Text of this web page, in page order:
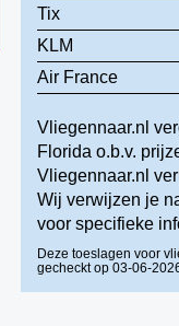
Tix
KLM
Air France
Vliegennaar.nl
Florida o.b.v.
Vliegennaar.nl
Wij verwijzen je
voor specifieke
Deze toeslagen voor
gecheckt op 03-06-